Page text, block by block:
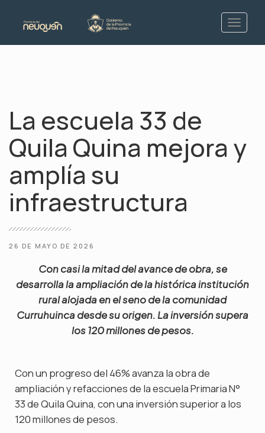
La escuela 33 de
Quila Quina mejora y
amplía su
infraestructura
26 DE MAYO DE 2026
Con casi la mitad del avance de obra, se
desarrolla la ampliación de la histórica institución
rural alojada en el seno de la comunidad
Curruhuinca desde su origen. La inversión supera
los 120 millones de pesos.
Con un progreso del 46% avanza la obra de
ampliación y refacciones de la escuela Primaria N°
33 de Quila Quina, con una inversión superior a los
120 millones de pesos.